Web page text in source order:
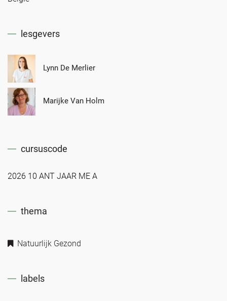
lesgevers
Lynn De Merlier
Marijke Van Holm
cursuscode
2026 10 ANT JAAR ME A
thema
Natuurlijk Gezond
labels